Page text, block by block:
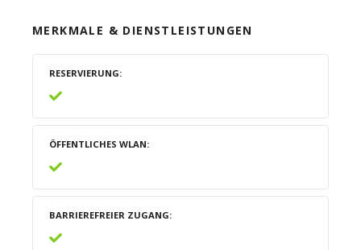
MERKMALE & DIENSTLEISTUNGEN
RESERVIERUNG
ÖFFENTLICHES WLAN
BARRIEREFREIER ZUGANG